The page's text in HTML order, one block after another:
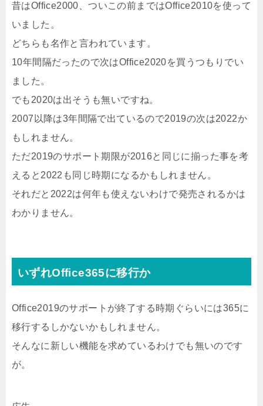
昔はOffice2000、ついこの前まではOffice2010を使って
いました。
どちらも名作と言われています。
10年間隔だったので次はOffice2020を買うつもりでい
ました。
でも2020は出そうも無いですね。
2007以降は3年間隔で出ているので2019の次は2022か
もしれません。
ただ2019のサポート期限が2016と同じに揃った事を考
えると2022も同じ時期になるかもしれません。
それだと2022は何年も使えないわけで発売されるかは
わかりません。
いずれOffice365に移行か
Office2019のサポートが終了する時期ぐらいには365に
移行するしかないかもしれません。
そんなに新しい機能を求めているわけでも無いのです
が。